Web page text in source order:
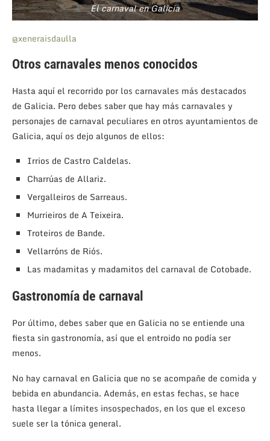
El carnaval en Galicia
@xeneraisdaulla
Otros carnavales menos conocidos
Hasta aquí el recorrido por los carnavales más destacados
de Galicia. Pero debes saber que hay más carnavales y
personajes de carnaval peculiares en otros ayuntamientos de
Galicia, aquí os dejo algunos de ellos:
Irrios de Castro Caldelas.
Charrúas de Allariz.
Vergalleiros de Sarreaus.
Murrieiros de A Teixeira.
Troteiros de Bande.
Vellarróns de Riós.
Las madamitas y madamitos del carnaval de Cotobade.
Gastronomía de carnaval
Por último, debes saber que en Galicia no se entiende una
fiesta sin gastronomía, así que el entroido no podía ser
menos.
No hay carnaval en Galicia que no se acompañe de comida y
bebida en abundancia. Además, en estas fechas, se hace
hasta llegar a límites insospechados, en los que el exceso
suele ser la tónica general.